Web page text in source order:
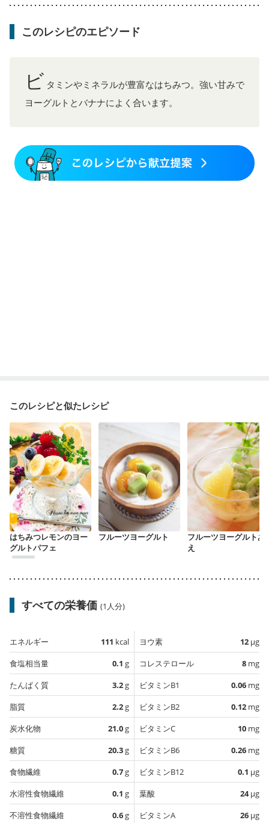
このレシピのエピソード
ビ タミンやミネラルが豊富なはちみつ。強い甘みで
ヨーグルトとバナナによく合います。
このレシピと似たレシピ
はちみつレモンのヨー
グルトパフェ
フルーツヨーグルト
フルーツヨーグルトあ
え
すべての栄養価 (1人分)
エネルギー 111 kcal
食塩相当量
0.1 g
たんぱく質
3.2g
脂質
2.2g
炭水化物
21.0g
糖質
20.3g
食物繊維
0.7g
水溶性食物繊維
0.1 g
不溶性食物繊維
0.6g
ヨウ素 12 µg
コレステロール
8 mg
ビタミンB1
0.06 mg
ビタミンB2
0.12 mg
ビタミンC
10 mg
ビタミンB6
0.26 mg
ビタミンB12
0.1 µg
葉酸
24µg
ビタミンA
26 µg